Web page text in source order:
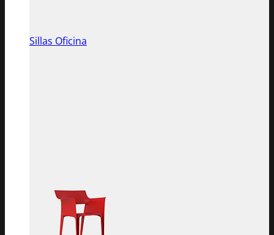
Sillas Oficina